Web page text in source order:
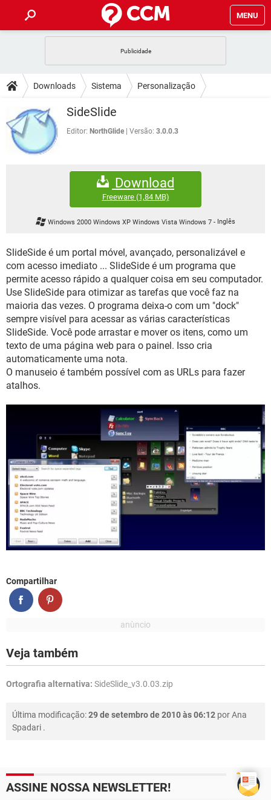
MENU
CELULAR FACEBOOK
OUTLOOK
INSTAGRAM GMAIL
GUIA DE COMPRAS
DICAS
JOGOS
CELULAR
OUTLOOK
DOWNLOADS
JOGOS WHATSAPP
CELULAR
EXCEL
GMAIL
FÓRUM
FACEBOOK
EXCEL
INSTAGRAM GMAIL
WHATSAPP
INSTAGRAM GMAIL
GUIA DE COMPRAS
Downloads Sistema Personalização
SideSlide
Editor: NorthGlide Versão: 3.0.0.3
Download
Freeware(1,84 MB)
Windows 2000 Windows XP Windows Vista Windows 7- Inglês
SlideSide é um portal móvel, avançado, personalizável e
com acesso imediato ... SlideSide é um programa que
permite acesso rápido a qualquer coisa em seu computador.
Use SlideSide para otimizar as tarefas que você faz na
maioria das vezes. O programa deixa-o com um "dock"
sempre visível para acessar as várias características
SlideSide. Você pode arrastar e mover os itens, como um
texto de uma página web para o painel. Isso cria
automaticamente uma nota.
O manuseio é também possível com as URLs para fazer
atalhos.
Compartilhar
Veja também
Ortografia alternativa: SideSlide_v3.0.03.zip
Última modificação:29 de setembro de 2010 às 06:12 porAna
Spadari .
ASSINE NOSSA NEWSLETTER!